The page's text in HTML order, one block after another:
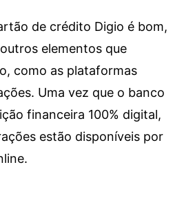
de crédito Digio é bom,
elementos que
como as plataformas
Uma vez que o banco
financeira 100% digital,
estão disponíveis por